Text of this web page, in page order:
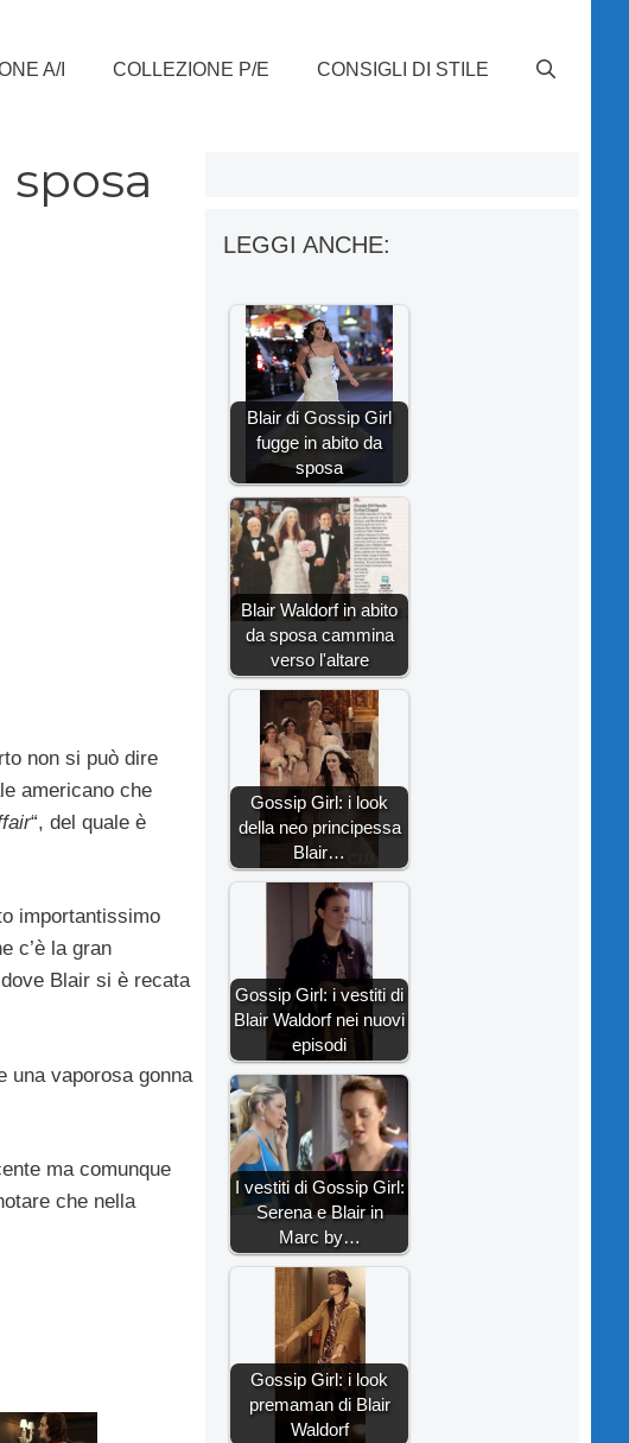
A/I COLLEZIONE P/E CONSIGLI DI STILE
non si può dire
americano che
“, del quale è
importantissimo
c’è la gran
Blair si è recata
una vaporosa gonna
ma comunque
che nella
LEGGI ANCHE:
Blair di Gossip Girl
fugge in abito da
sposa
Blair Waldorf in abito
da sposa cammina
verso l'altare
Gossip Girl: i look
della neo principessa
Blair…
Gossip Girl: i vestiti di
Blair Waldorf nei nuovi
episodi
I vestiti di Gossip Girl:
Serena e Blair in
Marc by…
Gossip Girl: i look
premaman di Blair
Waldorf